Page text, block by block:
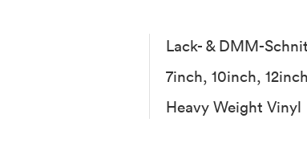
Lack- & DMM-
7inch, 10inch, 12inch
Heavy Weight Vinyl